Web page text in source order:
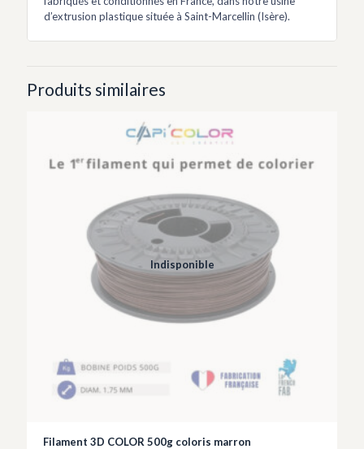
d’extrusion plastique située à Saint-Marcellin (Isère).
Produits similaires
Indisponible
Filament 3D COLOR 500g coloris marron